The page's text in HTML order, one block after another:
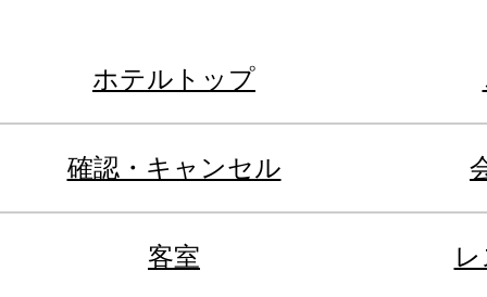
ホテルトップ
確認・キャンセル
客室